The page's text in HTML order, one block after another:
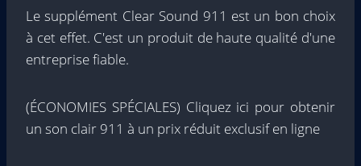
Le supplément Clear Sound 911 est un bon choix
à cet effet. C'est un produit de haute qualité d'une
entreprise fiable.
(ÉCONOMIES SPÉCIALES) Cliquez ici pour obtenir
un son clair 911 à un prix réduit exclusif en ligne